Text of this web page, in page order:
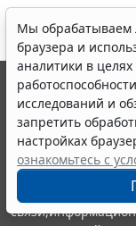
Мы обрабатываем
браузера и
аналитики в
исследований и
запретить
настройках
ознакомьтесь с
© ООО "НПП
выпускается с
являются
информации
Портал ГАРАНТ.РУ
издания